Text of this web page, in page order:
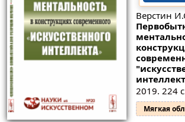
Верстин
2019. 224
Мягкая